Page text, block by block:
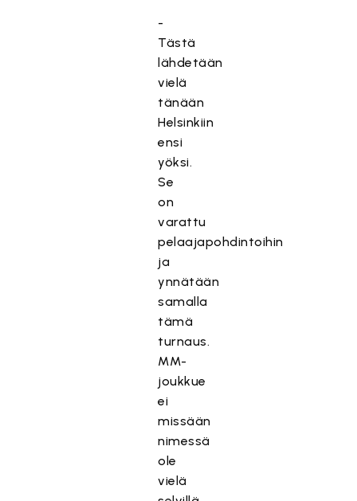
-
Tästä
lähdetään
vielä
tänään
Helsinkiin
ensi
yöksi.
Se
on
varattu
pelaajapohdintoihin
ja
ynnätään
samalla
tämä
turnaus.
MM-
joukkue
ei
missään
nimessä
ole
vielä